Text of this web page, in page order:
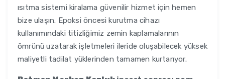
ısıtma sistemi kiralama güvenilir hizmet için hemen
bize ulaşın. Epoksi öncesi kurutma cihazı
kullanımındaki titizliğimiz zemin kaplamalarının
ömrünü uzatarak işletmeleri ileride oluşabilecek yüksek
maliyetli tadilat yüklerinden tamamen kurtarıyor.